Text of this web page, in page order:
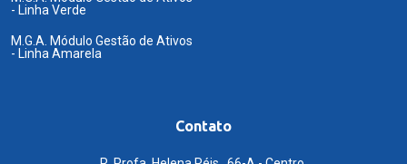
- Linha Verde
M.G.A. Módulo Gestão de Ativos
- Linha Amarela
Contato